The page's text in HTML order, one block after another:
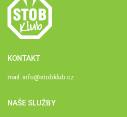
KONTAKT
mail: info@stobklub.cz
NAŠE SLUŽBY